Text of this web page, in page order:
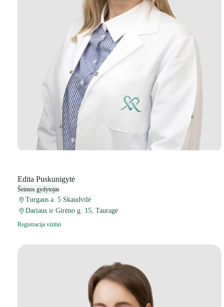
Edita Puskunigytė
Šeimos gydytojas
Turgaus a. 5 Skaudvilė
Dariaus ir Girėno g. 15, Tauragė
Registracija vizitui